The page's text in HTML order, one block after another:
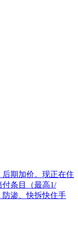
期加价。现正在住
条目（最高1/
渗、快拆快住手